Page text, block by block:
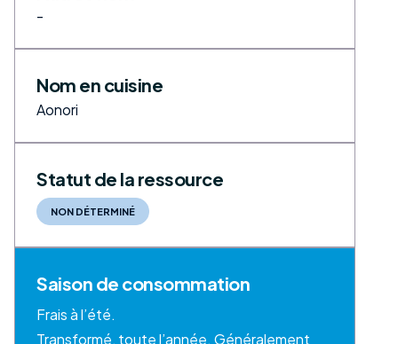
-
Nom en cuisine
Aonori
Statut de la ressource
NON DÉTERMINÉ
Saison de consommation
Frais à l’été.
Transformé, toute l’année. Généralement